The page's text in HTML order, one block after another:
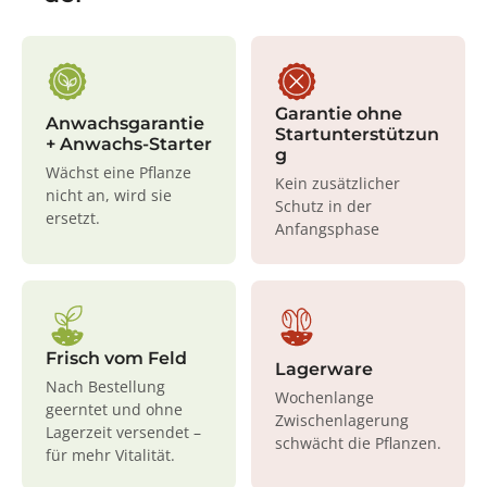
Anwachsgarantie
+ Anwachs-Starter
Wächst eine Pflanze
nicht an, wird sie
ersetzt.
Garantie ohne
Startunterstützun
g
Kein zusätzlicher
Schutz in der
Anfangsphase
Frisch vom Feld
Nach Bestellung
geerntet und ohne
Lagerzeit versendet –
für mehr Vitalität.
Lagerware
Wochenlange
Zwischenlagerung
schwächt die Pflanzen.